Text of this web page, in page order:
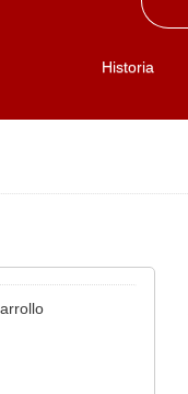
Historia